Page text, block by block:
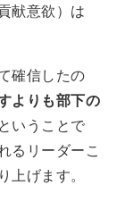
献意欲）は
確信したの
よりも部下の
ということで
るリーダーこ
上げます。